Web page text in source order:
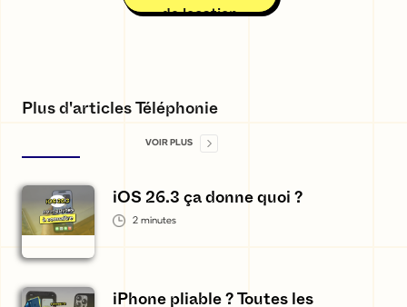
de location
Plus d'articles Téléphonie
VOIR PLUS
iOS 26.3 ça donne quoi ?
2 minutes
iPhone pliable ? Toutes les